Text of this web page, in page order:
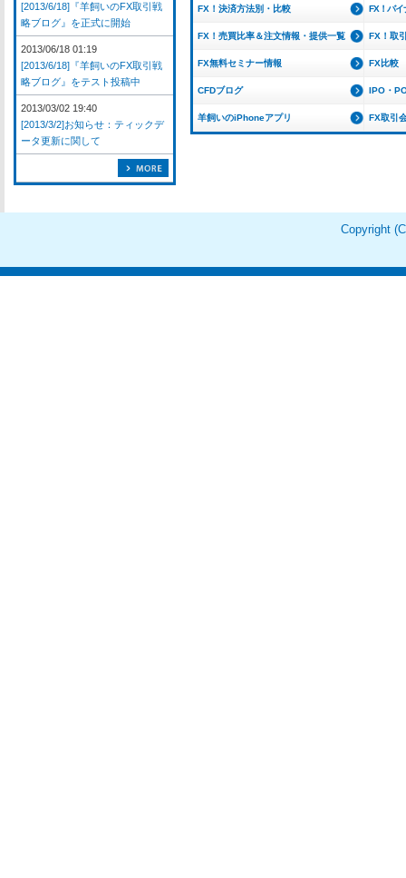
FX！決済方法別・比較 FX！バイ
FX！売買比率＆注文情報・提供一覧 FX！取
FX無料セミナー情報 FX比較
CFDブログ IPO・
羊飼いのiPhoneアプリ FX取引
[2013/6/18]『羊飼いのFX取引戦
略ブログ』を正式に開始
2013/06/18 01:19
[2013/6/18]『羊飼いのFX取引戦
略ブログ』をテスト投稿中
2013/03/02 19:40
[2013/3/2]お知らせ：ティックデ
ータ更新に関して
Copyright